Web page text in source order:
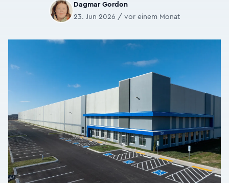
Dagmar Gordon
23. Jun 2026 / vor einem Monat